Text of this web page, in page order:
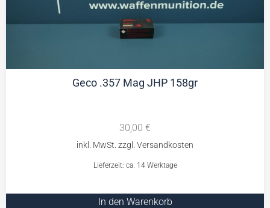
Geco .357 Mag JHP 158gr
30,00 €
Lieferzeit: ca. 14 Werktage
In den Warenkorb